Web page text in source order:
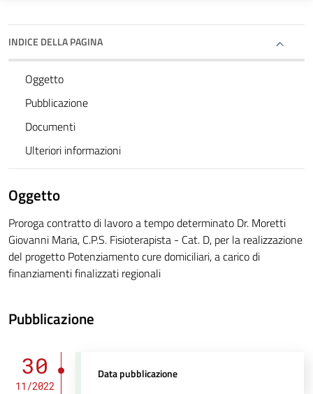
INDICE DELLA PAGINA
Oggetto
Pubblicazione
Documenti
Ulteriori informazioni
Oggetto
Proroga contratto di lavoro a tempo determinato Dr. Moretti
Giovanni Maria, C.P.S. Fisioterapista - Cat. D, per la realizzazione
del progetto Potenziamento cure domiciliari, a carico di
finanziamenti finalizzati regionali
Pubblicazione
30
11/2022
Data pubblicazione